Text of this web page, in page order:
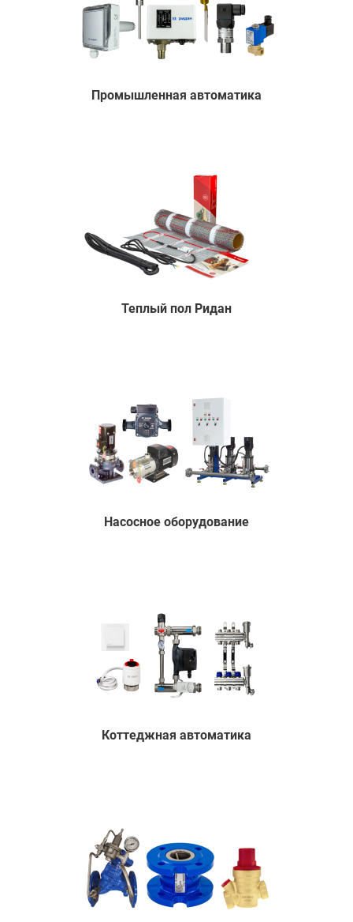
Промышленная автоматика
Теплый пол Ридан
Насосное оборудование
Коттеджная автоматика